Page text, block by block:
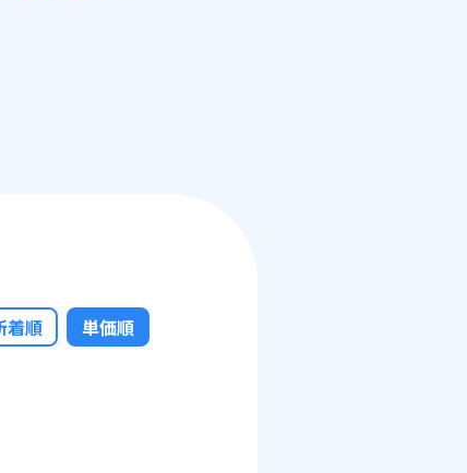
着順 単価順